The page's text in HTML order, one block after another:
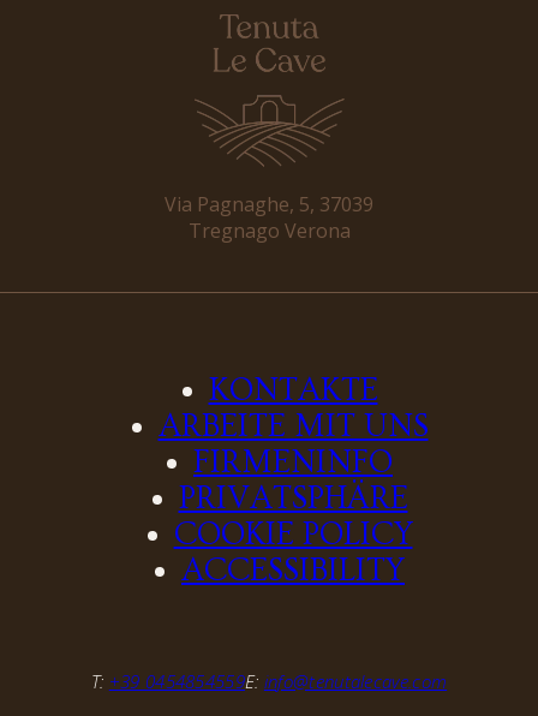
Via Pagnaghe, 5, 37039
Tregnago Verona
KONTAKTE
ARBEITE MIT UNS
FIRMENINFO
PRIVATSPHÄRE
COOKIE POLICY
ACCESSIBILITY
T: +39 0454854559E: info@tenutalecave.com